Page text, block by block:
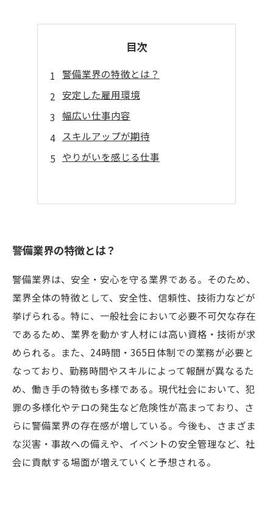
目次
警備業界の特徴とは？
安定した雇用環境
幅広い仕事内容
スキルアップが期待
やりがいを感じる仕事
警備業界の特徴とは？
警備業界は、安全・安心を守る業界である。そのため、
業界全体の特徴として、安全性、信頼性、技術力などが
挙げられる。特に、一般社会において必要不可欠な存在
であるため、業界を動かす人材には高い資格・技術が求
められる。また、24時間・365日体制での業務が必要と
なっており、勤務時間やスキルによって報酬が異なるた
め、働き手の特徴も多様である。現代社会において、犯
罪の多様化やテロの発生など危険性が高まっており、さ
らに警備業界の存在感が増している。今後も、さまざま
な災害・事故への備えや、イベントの安全管理など、社
会に貢献する場面が増えていくと予想される。